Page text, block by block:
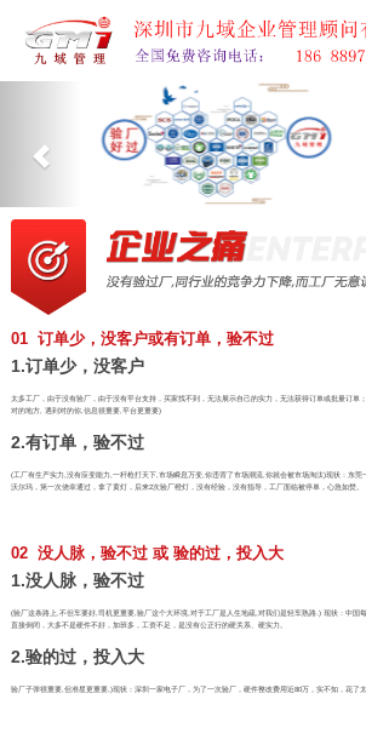
01 订单少，没客户或有订单，验不过
1.订单少，没客户
太多工厂，由于没有验厂，由于没有平台支持，买家找不到，无法展示自己的实力，无法获得订单或批量订单
对的地方, 遇到对的你,信息很重要,平台更重要)
2.有订单，验不过
(工厂有生产实力,没有应变能力,一杆枪打天下,市场瞬息万变,你违背了市场潮流,你就会被市场淘汰)现状：东
沃尔玛，第一次侥幸通过，拿了黄灯，后来2次验厂橙灯，没有经验，没有指导，工厂面临被停单，心急如焚。
02 没人脉，验不过 或 验的过，投入大
1.没人脉，验不过
(验厂这条路上,不但车要好,司机更重要,验厂这个大环境,对于工厂是人生地疏,对我们是轻车熟路.) 现状：中国
直接倒闭，大多不是硬件不好，加班多，工资不足，是没有公正行的硬关系、硬实力。
2.验的过，投入大
验厂子弹很重要,但准星更重要,)现状：深圳一家电子厂，为了一次验厂，硬件整改费用近80万，实不知，花了